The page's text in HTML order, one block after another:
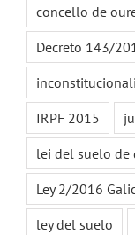
concello de
Decreto 143/
IRPF 2015
lei del suelo de
Ley 2/2016
ley del suelo